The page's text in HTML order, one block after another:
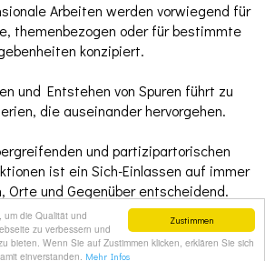
Zustimmen
um die Qualität und
zu verbessern und
bieten. Wenn Sie auf Zustimmen klicken, erklären Sie sich
einverstanden. Mehr Infos
Arbeiten werden vorwiegend für
themenbezogen oder für bestimmte
konzipiert.
und Entstehen von Spuren führt zu
die auseinander hervorgehen.
und partizipartorischen
ist ein Sich-Einlassen auf immer
Orte und Gegenüber entscheidend.
und Dialog sind ein wichtiger
Faktor.